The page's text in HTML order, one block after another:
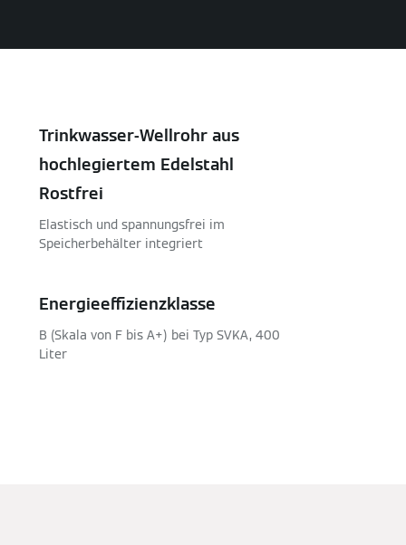
Trinkwasser-Wellrohr aus
hochlegiertem Edelstahl
Rostfrei
Elastisch und spannungsfrei im
Speicherbehälter integriert
Energieeffizienzklasse
B (Skala von F bis A+) bei Typ SVKA, 400
Liter